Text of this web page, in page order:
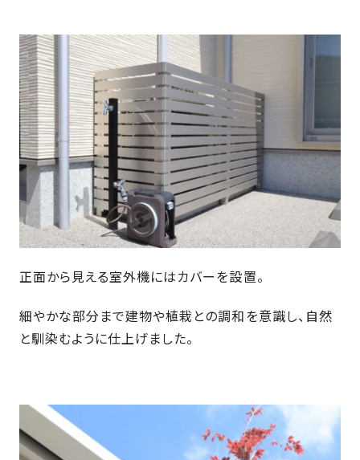
正面から見える室外機にはカバーを設置。
細やかな部分まで建物や植栽との調和を意識し、自然
と馴染むように仕上げました。